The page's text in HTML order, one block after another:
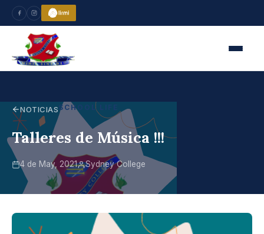
NOTICIAS SCHOOL LIFE
Talleres de Música !!!
4 de May, 2021 Sydney College